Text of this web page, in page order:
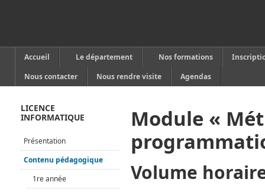
Accueil Le département Nos formations
Nous contacter
Nous rendre visite Agendas
Module «
Volume
LICENCE
INFORMATIQUE
Présentation
Contenu pédagogique
1re année